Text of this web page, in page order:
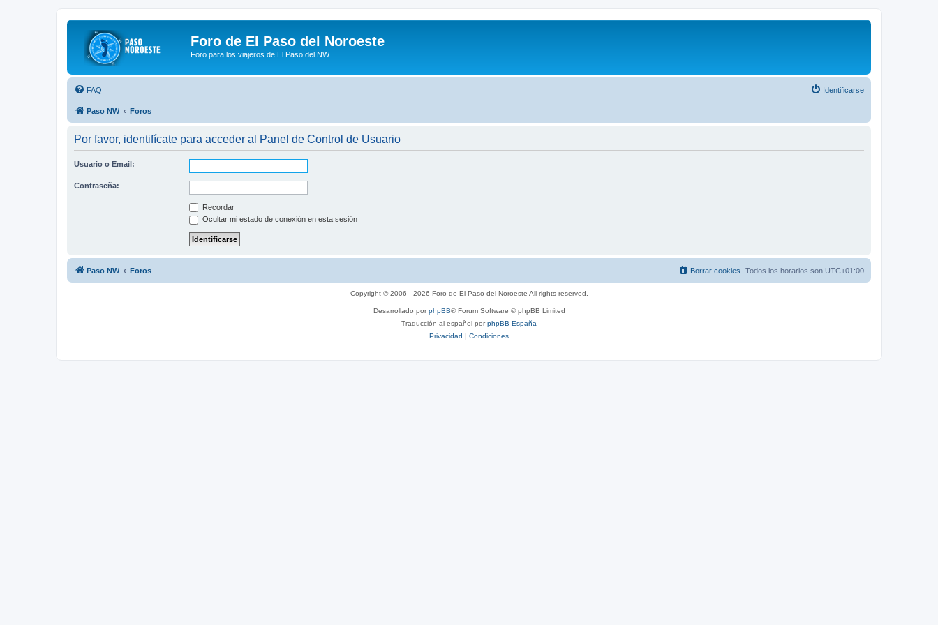
Foro de El Paso del Noroeste
Foro para los viajeros de El Paso del NW
FAQ Identificarse
Paso NW Foros
Por favor, identifícate para acceder al Panel de Control de Usuario
Usuario o Email:
Contraseña:
Recordar
Ocultar mi estado de conexión en esta sesión
Paso NW Foros Todos los horarios son UTC+01:00
Borrar cookies
Copyright © 2006 - 2026 Foro de El Paso del Noroeste All rights reserved.
Desarrollado porphpBB® Forum Software © phpBB Limited
Traducción al español porphpBB España
Privacidad | Condiciones